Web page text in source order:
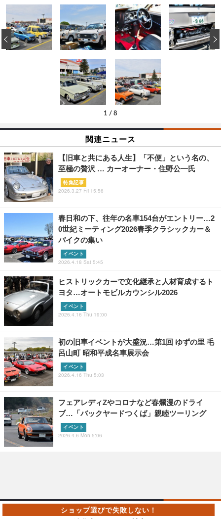
1 / 8
‹
関連ニュース
【旧車と共にある人生】「不便」という名の、
至極の贅沢 … カーオーナー・住野公一氏
特集記事
2026.3.27 Fri 15:56
春日和の下、往年の名車154台がエントリー…2
0世紀ミーティング2026春季クラシックカー＆
バイクの集い
イベント
2026.4.18 Sat 5:45
ヒストリックカーで文化継承と人材育成するト
ヨタ…オートモビルカウンシル2026
イベント
2026.4.16 Thu 19:00
初の旧車イベントが大盛況…第1回 ゆずの里 毛
呂山町 昭和平成名車展示会
イベント
2026.4.16 Thu 5:03
フェアレディZやコロナなど春爛漫のドライ
ブ…「バックヤードつくば」親睦ツーリング
イベント
2026.4.6 Mon 5:06